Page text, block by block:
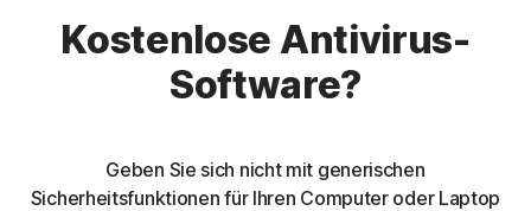
Kostenlose Antivirus-
Software?
Geben Sie sich nicht mit generischen
Sicherheitsfunktionen für Ihren Computer oder Laptop